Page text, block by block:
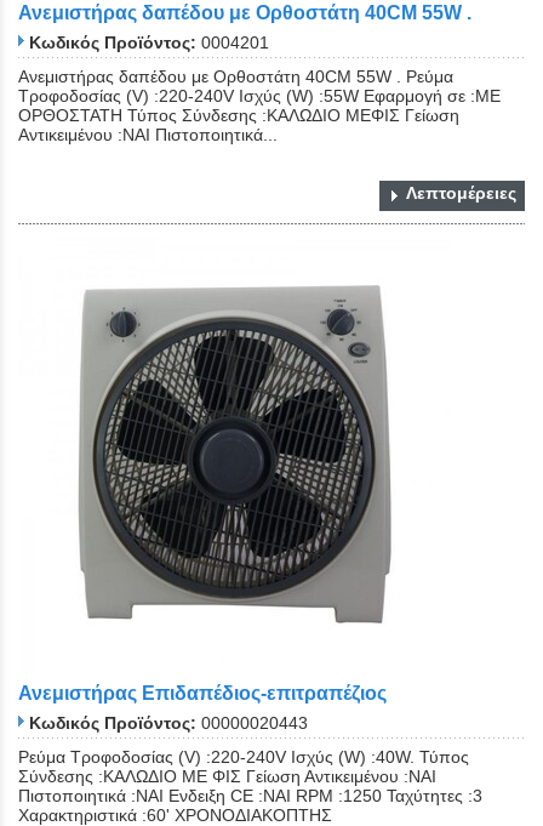
Ανεμιστήρας δαπέδου με Ορθοστάτη 40CM 55W .
Κωδικός Προϊόντος: 0004201
Ανεμιστήρας δαπέδου με Ορθοστάτη 40CM 55W . Ρεύμα
Τροφοδοσίας (V) :220-240V Ισχύς (W) :55W Εφαρμογή σε :ΜΕ
ΟΡΘΟΣΤΑΤΗ Τύπος Σύνδεσης :ΚΑΛΩΔΙΟ ΜΕΦΙΣ Γείωση
Αντικειμένου :ΝΑΙ Πιστοποιητικά...
Λεπτομέρειες
Ανεμιστήρας Επιδαπέδιος-επιτραπέζιος
Κωδικός Προϊόντος: 00000020443
Ρεύμα Τροφοδοσίας (V) :220-240V Ισχύς (W) :40W. Τύπος
Σύνδεσης :ΚΑΛΩΔΙΟ ΜΕ ΦΙΣ Γείωση Αντικειμένου :ΝΑΙ
Πιστοποιητικά :ΝΑΙ Ενδειξη CE :ΝΑΙ RPM :1250 Ταχύτητες :3
Χαρακτηριστικά :60' ΧΡΟΝΟΔΙΑΚΟΠΤΗΣ